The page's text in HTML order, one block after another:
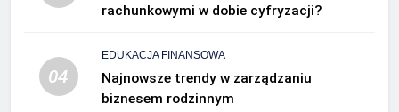
rachunkowymi w dobie cyfryzacji?
04
EDUKACJA FINANSOWA
Najnowsze trendy w zarządzaniu
biznesem rodzinnym